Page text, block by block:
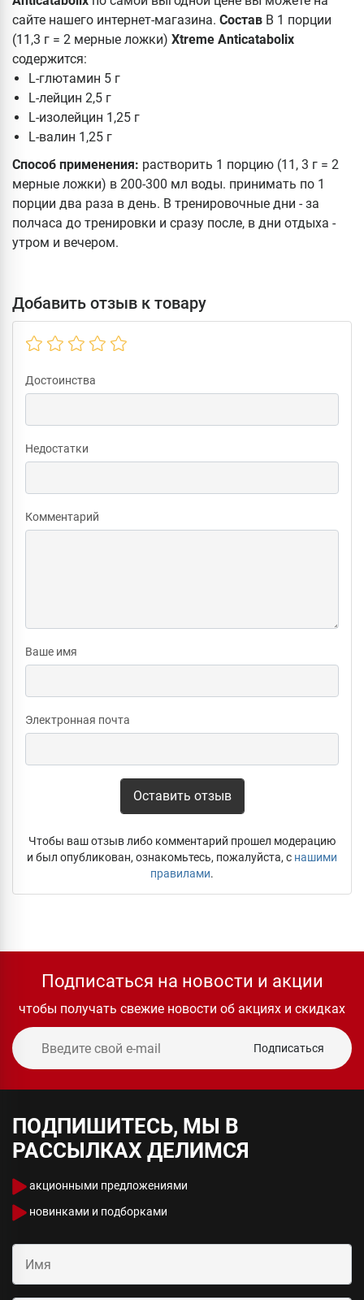
сайте нашего интернет-магазина. Состав В 1 порции
(11,3 г = 2 мерные ложки) Xtreme Anticatabolix
содержится:
L-глютамин 5 г
L-лейцин 2,5 г
L-изолейцин 1,25 г
L-валин 1,25 г
Способ применения: растворить 1 порцию (11, 3 г = 2
мерные ложки) в 200-300 мл воды. принимать по 1
порции два раза в день. В тренировочные дни - за
полчаса до тренировки и сразу после, в дни отдыха -
утром и вечером.
Добавить отзыв к товару
Достоинства
Недостатки
Комментарий
Ваше имя
Электронная почта
Оставить отзыв
Чтобы ваш отзыв либо комментарий прошел модерацию
и был опубликован, ознакомьтесь, пожалуйста, с нашими
правилами.
Подписаться на новости и акции
чтобы получать свежие новости об акциях и скидках
Подписаться
ПОДПИШИТЕСЬ, МЫ В
РАССЫЛКАХ ДЕЛИМСЯ
акционными предложениями
новинками и подборками